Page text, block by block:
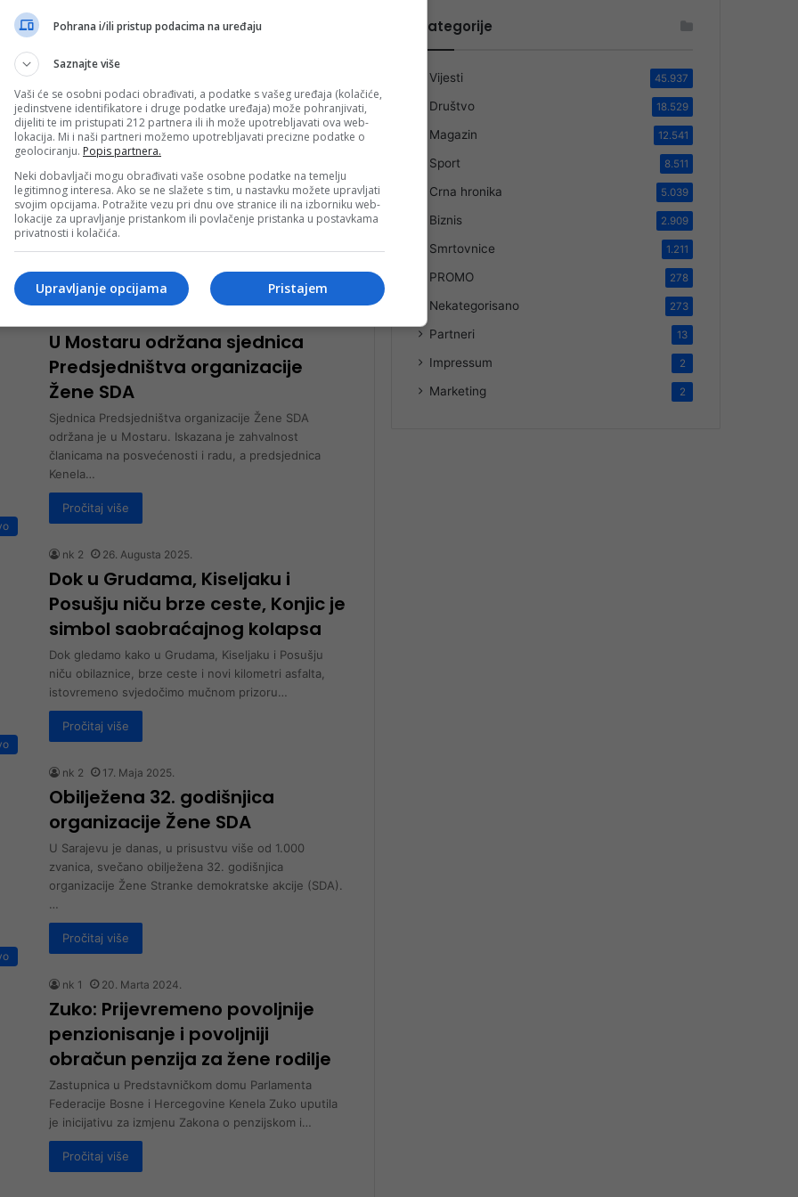
Pročitaj više
Zuko nakon sramne odluke na
Kosovu: Hidžab nije simbol
ograničenja, već izraz
dostojanstva!
U toku pravnog procesa koji se vodi oko zabrane
nošenja marame u školama na Kosovu donesena je
kontroverzna odluka.Zastupnica u…
Pročitaj više
U Mostaru održana sjednica
Predsjedništva organizacije
Žene SDA
Sjednica Predsjedništva organizacije Žene SDA
održana je u Mostaru. Iskazana je zahvalnost
članicama na posvećenosti i radu, a predsjednica
Kenela…
Pročitaj više
nk 2 26. Augusta 2025.
Dok u Grudama, Kiseljaku i
Posušju niču brze ceste, Konjic je
simbol saobraćajnog kolapsa
Dok gledamo kako u Grudama, Kiseljaku i Posušju
niču obilaznice, brze ceste i novi kilometri asfalta,
istovremeno svjedočimo mučnom prizoru…
Pročitaj više
nk 2 17. Maja 2025.
Obilježena 32. godišnjica
organizacije Žene SDA
U Sarajevu je danas, u prisustvu više od 1.000
zvanica, svečano obilježena 32. godišnjica
organizacije Žene Stranke demokratske akcije (SDA).
…
Pročitaj više
nk 1 20. Marta 2024.
Zuko: Prijevremeno povoljnije
penzionisanje i povoljniji
obračun penzija za žene rodilje
Zastupnica u Predstavničkom domu Parlamenta
Federacije Bosne i Hercegovine Kenela Zuko uputila
je inicijativu za izmjenu Zakona o penzijskom i…
Pročitaj više
Kategorije
Vijesti 45.937
Društvo 18.529
Magazin 12.541
Sport 8.511
Crna hronika 5.039
Biznis 2.909
Smrtovnice 1.211
PROMO 278
Nekategorisano 273
Partneri 13
Impressum 2
Marketing 2
Pohrana i/ili pristup podacima na uređaju
Saznajte više
Vaši će se osobni podaci obrađivati, a podatke s vašeg uređaja (kolačiće,
jedinstvene identifikatore i druge podatke uređaja) može pohranjivati,
dijeliti te im pristupati 212 partnera ili ih može upotrebljavati ova web-
lokacija. Mi i naši partneri možemo upotrebljavati precizne podatke o
geolociranju. Popis partnera.
Neki dobavljači mogu obrađivati vaše osobne podatke na temelju
legitimnog interesa. Ako se ne slažete s tim, u nastavku možete upravljati
svojim opcijama. Potražite vezu pri dnu ove stranice ili na izborniku web-
lokacije za upravljanje pristankom ili povlačenje pristanka u postavkama
privatnosti i kolačića.
Pristajem
Upravljanje opcijama